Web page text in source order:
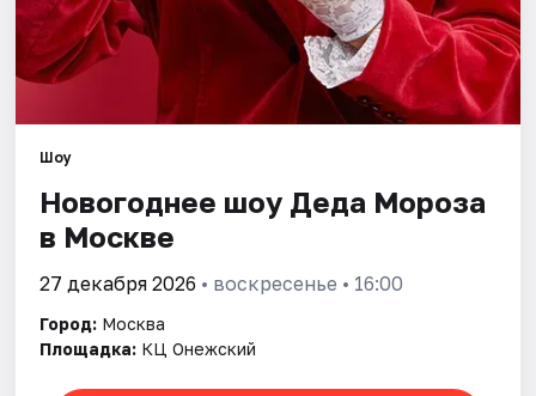
Шоу
Новогоднее шоу Деда Мороза
в Москве
27 декабря 2026 • воскресенье • 16:00
Город: Москва
Площадка: КЦ Онежский